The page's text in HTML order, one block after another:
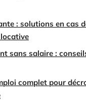
: solutions en cas
sans salaire :
complet pour